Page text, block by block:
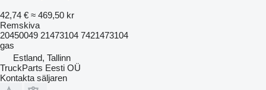
42,74 € ≈ 469,50 kr
Remskiva
20450049 21473104 7421473104
gas
Estland, Tallinn
TruckParts Eesti OÜ
Kontakta säljaren